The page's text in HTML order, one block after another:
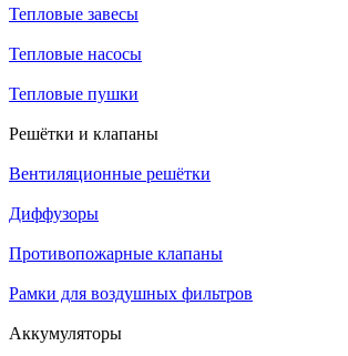
Тепловые завесы
Тепловые насосы
Тепловые пушки
Решётки и клапаны
Вентиляционные решётки
Диффузоры
Противопожарные клапаны
Рамки для воздушных фильтров
Аккумуляторы